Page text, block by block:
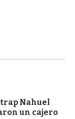
Nahuel
un cajero